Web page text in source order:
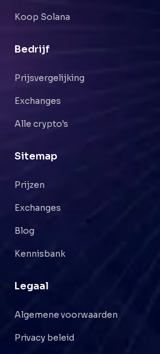
Koop Solana
Bedrijf
Prijsvergelijking
Exchanges
Alle crypto's
Sitemap
Prijzen
Exchanges
Blog
Kennisbank
Legaal
Algemene voorwaarden
Privacy beleid